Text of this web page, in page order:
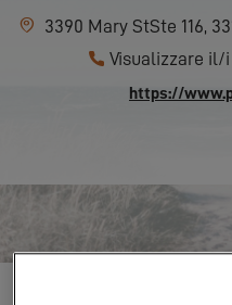
3390 Mary StSte 116,
Visualizzare
https://
CONTACT
SALES
I campi contrassegnati da